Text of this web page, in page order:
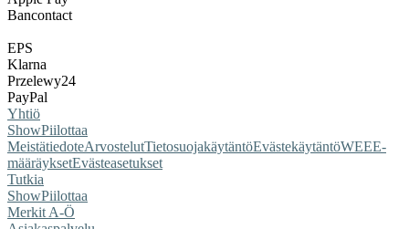
Bancontact
EPS
Klarna
Przelewy24
PayPal
Yhtiö
ShowPiilottaa
MeistätiedoteArvostelutTietosuojakäytäntöEvästekäytäntöWEEE-
määräyksetEvästeasetukset
Tutkia
ShowPiilottaa
Merkit A-Ö